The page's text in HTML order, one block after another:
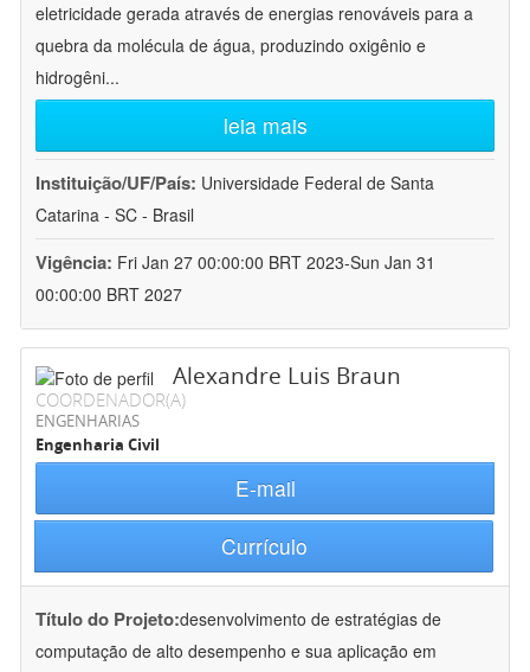
eletricidade gerada através de energias renováveis para a
quebra da molécula de água, produzindo oxigênio e
hidrogêni...
leia mais
Instituição/UF/País: Universidade Federal de Santa
Catarina - SC - Brasil
Vigência: Fri Jan 27 00:00:00 BRT 2023-Sun Jan 31
00:00:00 BRT 2027
Alexandre Luis Braun
COORDENADOR(A)
ENGENHARIAS
Engenharia Civil
E-mail
Currículo
Título do Projeto:desenvolvimento de estratégias de
computação de alto desempenho e sua aplicação em